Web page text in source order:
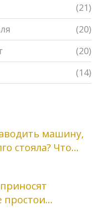
(21)
(20)
(20)
(14)
машину,
стояла? Что
не сломать
простои
Проще